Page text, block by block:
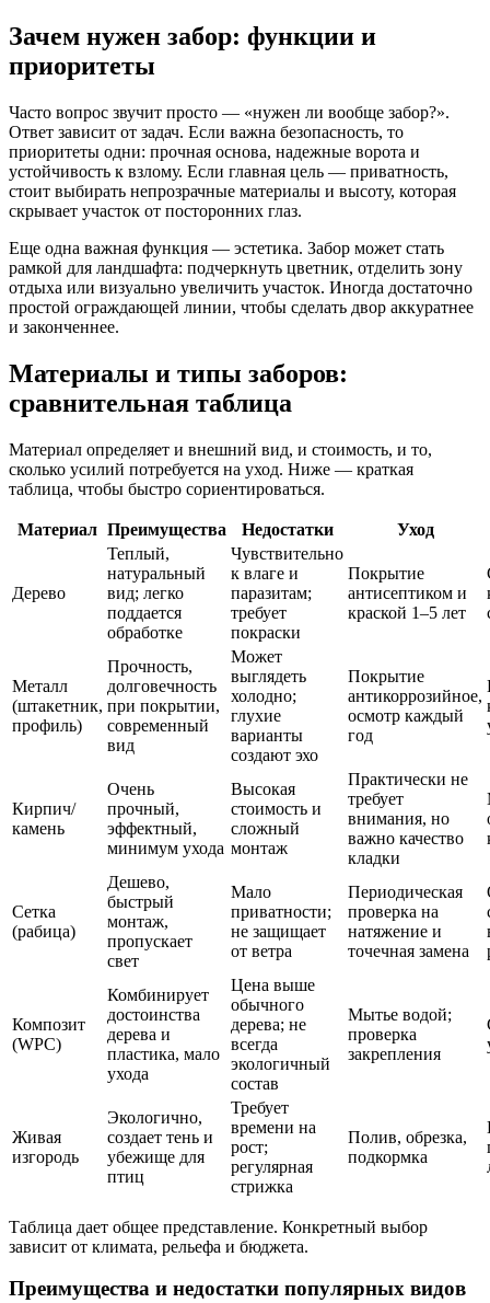
Зачем нужен забор: функции и
приоритеты
Часто вопрос звучит просто — «нужен ли вообще забор?».
Ответ зависит от задач. Если важна безопасность, то
приоритеты одни: прочная основа, надежные ворота и
устойчивость к взлому. Если главная цель — приватность,
стоит выбирать непрозрачные материалы и высоту, которая
скрывает участок от посторонних глаз.
Еще одна важная функция — эстетика. Забор может стать
рамкой для ландшафта: подчеркнуть цветник, отделить зону
отдыха или визуально увеличить участок. Иногда достаточно
простой ограждающей линии, чтобы сделать двор аккуратнее
и законченнее.
Материалы и типы заборов:
сравнительная таблица
Материал определяет и внешний вид, и стоимость, и то,
сколько усилий потребуется на уход. Ниже — краткая
таблица, чтобы быстро сориентироваться.
Материал Преимущества Недостатки Уход
Дерево
Теплый,
натуральный
вид; легко
поддается
обработке
Чувствительно
к влаге и
паразитам;
требует
покраски
Покрытие
антисептиком и
краской 1–5 лет
Металл
(штакетник,
профиль)
Прочность,
долговечность
при покрытии,
современный
вид
Может
выглядеть
холодно;
глухие
варианты
создают эхо
Покрытие
антикоррозийное,
осмотр каждый
год
Кирпич/
камень
Очень
прочный,
эффектный,
минимум ухода
Высокая
стоимость и
сложный
монтаж
Практически не
требует
внимания, но
важно качество
кладки
Сетка
(рабица)
Дешево,
быстрый
монтаж,
пропускает
свет
Мало
приватности;
не защищает
от ветра
Периодическая
проверка на
натяжение и
точечная замена
Композит
(WPC)
Комбинирует
достоинства
дерева и
пластика, мало
ухода
Цена выше
обычного
дерева; не
всегда
экологичный
состав
Мытье водой;
проверка
закрепления
Живая
изгородь
Экологично,
создает тень и
убежище для
птиц
Требует
времени на
рост;
регулярная
стрижка
Полив, обрезка,
подкормка
Таблица дает общее представление. Конкретный выбор
зависит от климата, рельефа и бюджета.
Преимущества и недостатки популярных видов